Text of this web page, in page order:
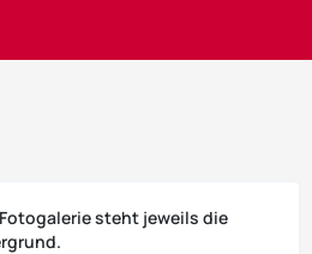
steht jeweils die